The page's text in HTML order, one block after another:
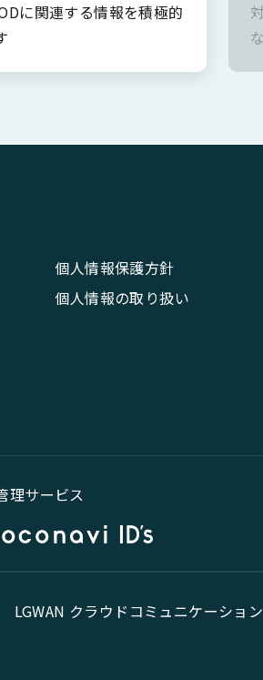
に関連する情報を積極的
個人情報保護方針
個人情報の取り扱い
理サービス
LGWAN クラウドコミュニケーション